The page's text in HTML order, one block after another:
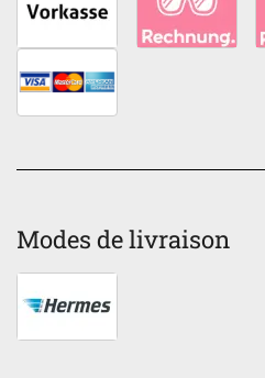
Modes de livraison